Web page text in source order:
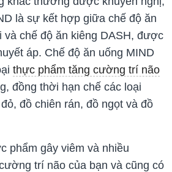
là sự kết hợp giữa chế độ ăn
và chế độ ăn kiêng DASH, được
áp. Chế độ ăn uống MIND
thực phẩm tăng cường trí não
đồng thời hạn chế các loại
đồ chiên rán, đồ ngọt và đồ
phẩm gây viêm và nhiều
trí não của bạn và cũng có